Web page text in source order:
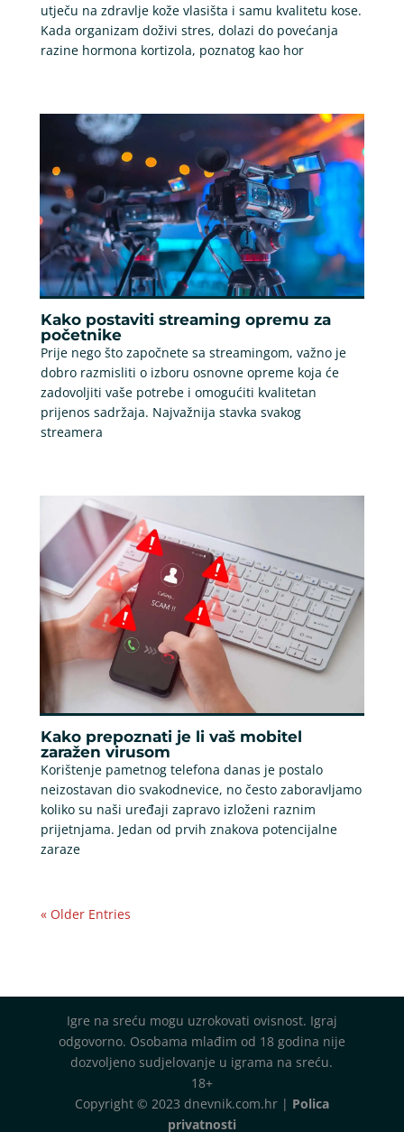
utječu na zdravlje kože vlasišta i samu kvalitetu kose.
Kada organizam doživi stres, dolazi do povećanja
razine hormona kortizola, poznatog kao hor
Kako postaviti streaming opremu za
početnike
Prije nego što započnete sa streamingom, važno je
dobro razmisliti o izboru osnovne opreme koja će
zadovoljiti vaše potrebe i omogućiti kvalitetan
prijenos sadržaja. Najvažnija stavka svakog
streamera
Kako prepoznati je li vaš mobitel
zaražen virusom
Korištenje pametnog telefona danas je postalo
neizostavan dio svakodnevice, no često zaboravljamo
koliko su naši uređaji zapravo izloženi raznim
prijetnjama. Jedan od prvih znakova potencijalne
zaraze
« Older Entries
Igre na sreću mogu uzrokovati ovisnost. Igraj
odgovorno. Osobama mlađim od 18 godina nije
dozvoljeno sudjelovanje u igrama na sreću.
18+
Copyright © 2023 dnevnik.com.hr | Polica
privatnosti